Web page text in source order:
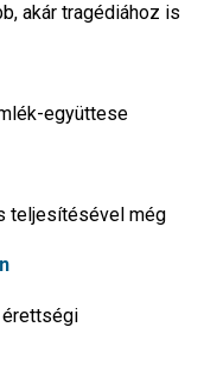
akár tragédiához is
együttese
teljesítésével még